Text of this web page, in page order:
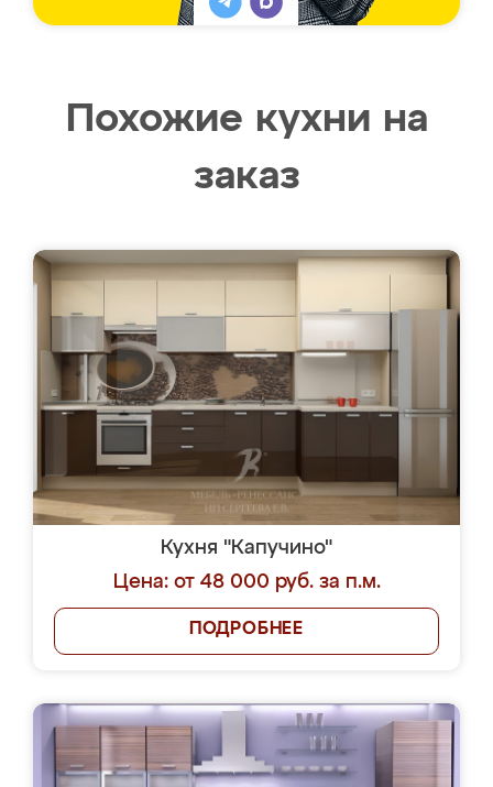
Похожие кухни на
заказ
Кухня "Капучино"
Цена: от 48 000 руб. за п.м.
ПОДРОБНЕЕ